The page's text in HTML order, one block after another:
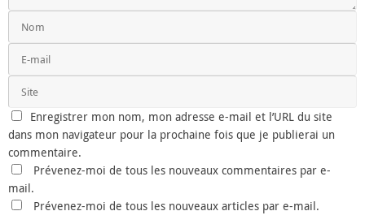
Enregistrer mon nom, mon adresse e-mail et l’URL du site
dans mon navigateur pour la prochaine fois que je publierai un
commentaire.
Prévenez-moi de tous les nouveaux commentaires par e-
mail.
Prévenez-moi de tous les nouveaux articles par e-mail.